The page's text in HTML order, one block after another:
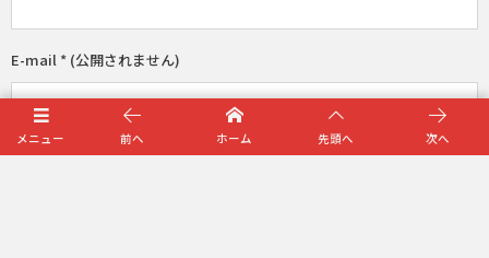
E-mail * (公開されません)
メニュー 前へ ホーム 先頭へ 次へ